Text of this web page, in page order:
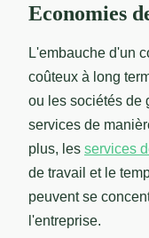
Economies
L'embauche d'un
coûteux à long
ou les sociétés de
services de
plus, les services
de travail et le
peuvent se
l'entreprise.